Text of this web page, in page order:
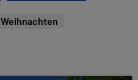
Weihnachten